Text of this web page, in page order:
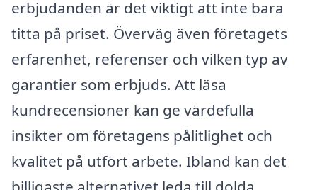
erbjudanden är det viktigt att inte bara
titta på priset. Överväg även företagets
erfarenhet, referenser och vilken typ av
garantier som erbjuds. Att läsa
kundrecensioner kan ge värdefulla
insikter om företagens pålitlighet och
kvalitet på utfört arbete. Ibland kan det